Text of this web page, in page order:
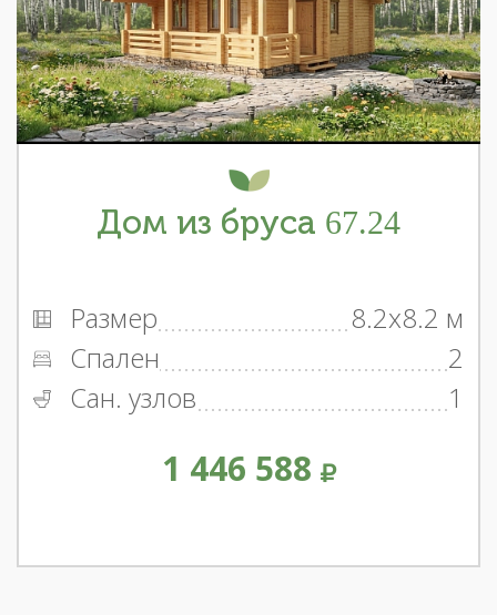
Дом из бруса 67.24
Размер
8.2x8.2 м
Спален
2
Сан. узлов
1
1 446 588